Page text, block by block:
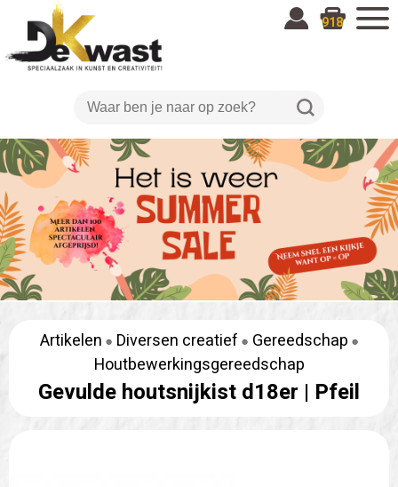
918
Artikelen Diversen creatief
Gereedschap
Houtbewerkingsgereedschap
Gevulde houtsnijkist d18er | Pfeil